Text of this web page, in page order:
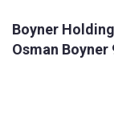
Boyner
Osman Boyner